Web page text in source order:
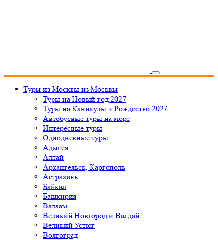
Туры из Москвы из Москвы
Туры на Новый год 2027
Туры на Каникулы и Рождество 2027
Автобусные туры на море
Интересные туры
Однодневные туры
Адыгея
Алтай
Архангельск, Каргополь
Астрахань
Байкал
Башкирия
Валаам
Великий Новгород и Валдай
Великий Устюг
Волгоград